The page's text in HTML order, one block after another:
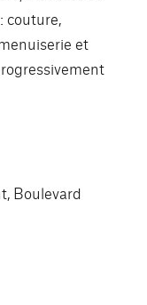
couture,
et
Boulevard